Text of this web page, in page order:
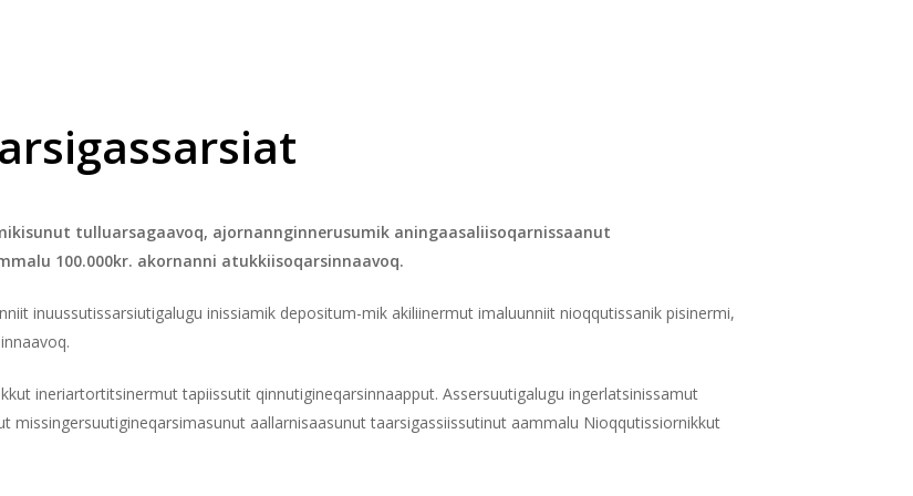
tulluarsagaavoq, ajornannginnerusumik aningaasaliisoqarnissaanut
100.000kr. akornanni atukkiisoqarsinnaavoq.
inuussutissarsiutigalugu inissiamik depositum-mik akiliinermut imaluunniit nioqqutissanik pisinermi,
ineriartortitsinermut tapiissutit qinnutigineqarsinnaapput. Assersuutigalugu ingerlatsinissamut
aallarnisaasunut taarsigassiissutinut aammalu Nioqqutissiornikkut